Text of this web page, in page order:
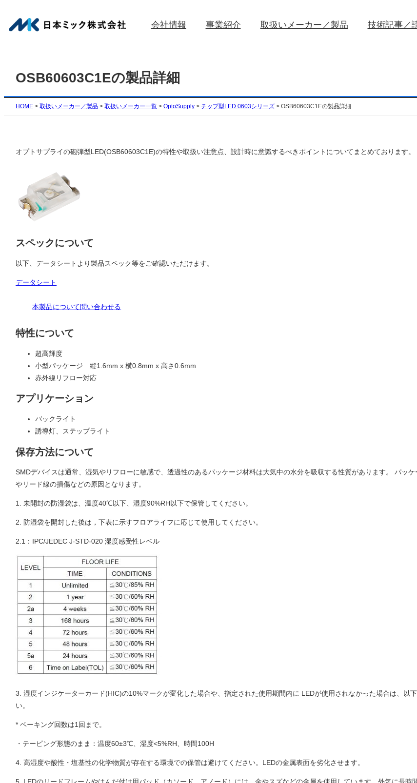
を
会社情報 事業紹介 取扱いメーカー／製品 技術記事／
OSB60603C1Eの製品詳細
HOME > 取扱いメーカー／製品 > 取扱いメーカー一覧 > OptoSupply > チップ型LED 0603シリーズ > OSB60603C1Eの製品詳細
オプトサプライの砲弾型LED(OSB60603C1E)の特性や取扱い注意点、設計時に意識するべきポイントについてまとめております。
スペックについて
以下、データシートより製品スペック等をご確認いただけます。
データシート
本製品について問い合わせる
特性について
超高輝度
小型パッケージ 縦1.6mm x 横0.8mm x 高さ0.6mm
赤外線リフロー対応
アプリケーション
バックライト
誘導灯、ステップライト
保存方法について
SMDデバイスは通常、湿気やリフローに敏感で、透過性のあるパッケージ材料は大気中の水分を吸収する性質があります。 パッ
やリード線の損傷などの原因となります。
1. 未開封の防湿袋は、温度40℃以下、湿度90%RH以下で保管してください。
2. 防湿袋を開封した後は，下表に示すフロアライフに応じて使用してください。
2.1：IPC/JEDEC J-STD-020 湿度感受性レベル
3. 湿度インジケーターカード(HIC)の10%マークが変化した場合や、指定された使用期間内に LEDが使用されなかった場合は、以
い。
* ベーキング回数は1回まで。
・テーピング形態のまま：温度60±3℃、湿度<5%RH、時間100H
4. 高湿度や酸性・塩基性の化学物質が存在する環境での保管は避けてください。LEDの金属表面を劣化させます。